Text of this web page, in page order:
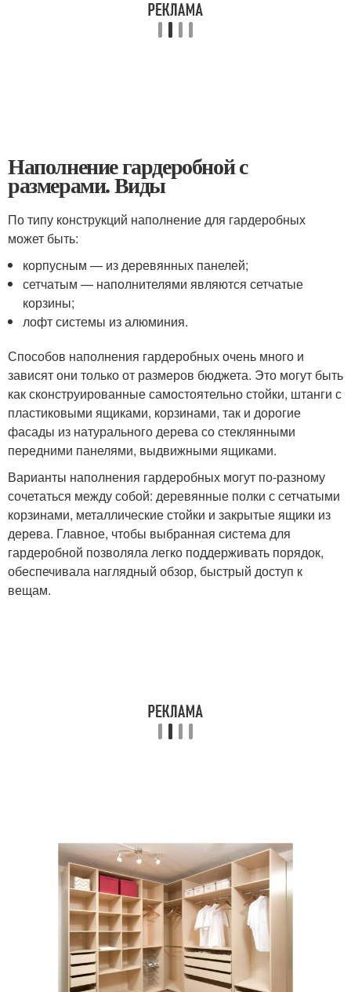
Наполнение гардеробной с
размерами. Виды
По типу конструкций наполнение для гардеробных
может быть:
корпусным — из деревянных панелей;
сетчатым — наполнителями являются сетчатые
корзины;
лофт системы из алюминия.
Способов наполнения гардеробных очень много и
зависят они только от размеров бюджета. Это могут быть
как сконструированные самостоятельно стойки, штанги с
пластиковыми ящиками, корзинами, так и дорогие
фасады из натурального дерева со стеклянными
передними панелями, выдвижными ящиками.
Варианты наполнения гардеробных могут по-разному
сочетаться между собой: деревянные полки с сетчатыми
корзинами, металлические стойки и закрытые ящики из
дерева. Главное, чтобы выбранная система для
гардеробной позволяла легко поддерживать порядок,
обеспечивала наглядный обзор, быстрый доступ к
вещам.